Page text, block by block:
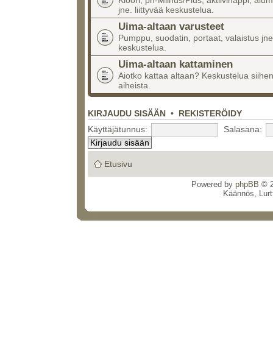
jne. liittyvää keskustelua.
Uima-altaan varusteet
Pumppu, suodatin, portaat, valaistus
keskustelua.
Uima-altaan kattaminen
Aiotko kattaa altaan? Keskustelua
aiheista.
KIRJAUDU SISÄÄN • REKISTERÖIDY
Käyttäjätunnus: Salasana:
Etusivu
Powered by phpBB ©
Käännös,